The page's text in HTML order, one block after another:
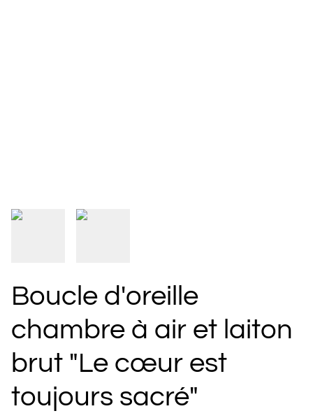
Boucle d'oreille
chambre à air et laiton
brut "Le cœur est
toujours sacré"